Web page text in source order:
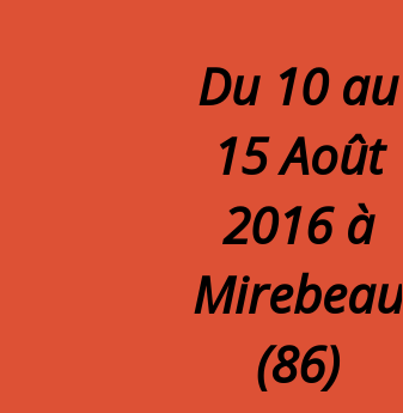
Du 10 au
15 Août
2016 à
Mirebeau
(86)